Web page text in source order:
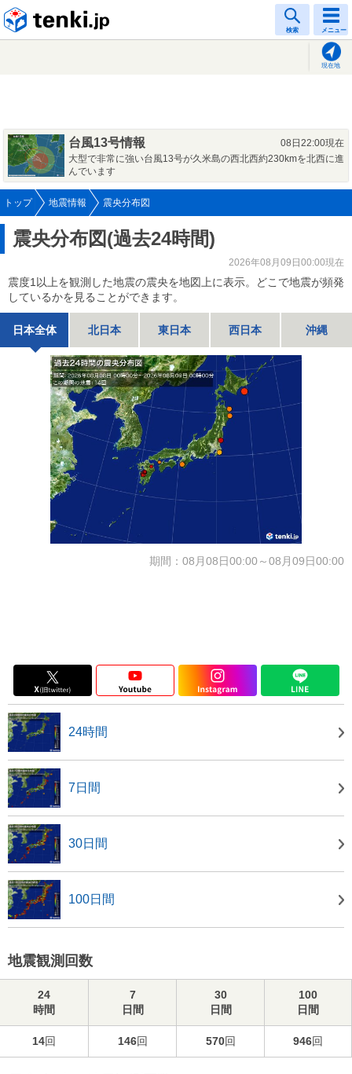
検索 メニュー
現在地
台風13号情報
08日22:00現在
大型で非常に強い台風13号が久米島の西北西約230kmを北西に進
んでいます
トップ 地震情報 震央分布図
震央分布図(過去24時間)
2026年08月09日00:00現在
震度1以上を観測した地震の震央を地図上に表示。どこで地震が頻発
しているかを見ることができます。
日本全体 北日本 東日本 西日本 沖縄
期間：08月08日00:00～08月09日00:00
24時間
7日間
30日間
100日間
地震観測回数
24
時間
7
日間
30
日間
100
日間
14回 146回 570回 946回